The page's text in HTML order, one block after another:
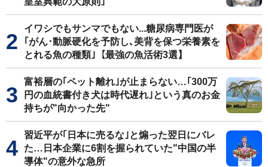
イワシでもサンマでもない...糖尿病専門医が
｢がん･動脈硬化を予防し､美背を保つ栄養素を
とれる魚の種類｣【最強の魚活術3選】
富裕層の｢ペット離れ｣が止まらない…｢300万
円の血統書付き犬は時代遅れ｣という真のお金
持ちが"向かった先"
習近平が｢日本に売るな｣と煽った翌日にバレ
た…日本企業に6割を握られていた"中国の半
導体"の意外な急所